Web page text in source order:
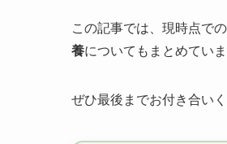
この記事では、現時点で
養についてもまとめてい
ぜひ最後までお付き合いく